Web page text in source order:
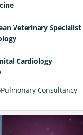
Veterinary
Cardiology
Consultancy